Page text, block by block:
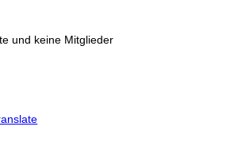
und keine Mitglieder